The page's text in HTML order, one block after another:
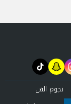
snapchat
tiktok
نجوم الفن